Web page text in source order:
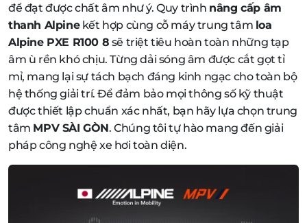
để đạt được chất âm như ý. Quy trình nâng cấp âm
thanh Alpinekết hợp cùng cỗ máy trung tâm loa
Alpine PXE R100 8 sẽ triệt tiêu hoàn toàn những tạp
âm ù rền khó chịu. Từng dải sóng âm được cắt gọt tỉ
mỉ, mang lại sự tách bạch đáng kinh ngạc cho toàn bộ
hệ thống giải trí. Để đảm bảo mọi thông số kỹ thuật
được thiết lập chuẩn xác nhất, bạn hãy lựa chọn trung
tâm MPV SÀI GÒN. Chúng tôi tự hào mang đến giải
pháp công nghệ xe hơi toàn diện.